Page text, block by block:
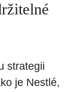
strategii
je Nestlé,